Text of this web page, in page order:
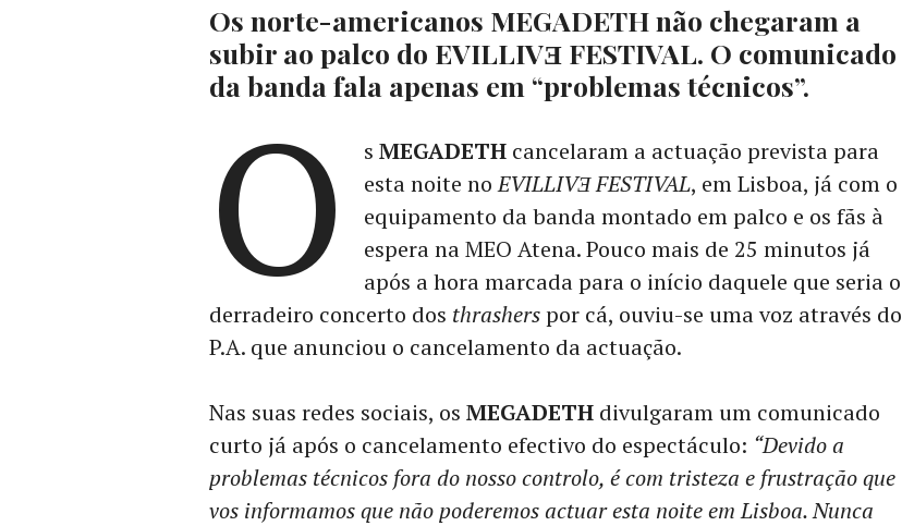
Os norte-americanos MEGADETH não chegaram a
subir ao palco do EVILLIVƎ FESTIVAL. O comunicado
da banda fala apenas em “problemas técnicos”.
O s MEGADETHcancelaram a actuação prevista para
esta noite noEVILLIVƎ FESTIVAL, em Lisboa, já com o
equipamento da banda montado em palco e os fãs à
espera na MEO Atena. Pouco mais de 25 minutos já
após a hora marcada para o início daquele que seria o
derradeiro concerto dos thrasherspor cá, ouviu-se uma voz através do
P.A. que anunciou o cancelamento da actuação.
Nas suas redes sociais, os MEGADETH divulgaram um comunicado
curto já após o cancelamento efectivo do espectáculo: “Devido a
problemas técnicos fora do nosso controlo, é com tristeza e frustração que
vos informamos que não poderemos actuar esta noite em Lisboa. Nunca